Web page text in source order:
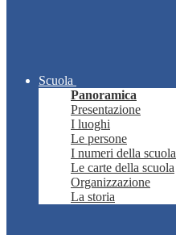
Scuola
Panoramica
Presentazione
I luoghi
Le persone
I numeri della scuola
Le carte della scuola
Organizzazione
La storia